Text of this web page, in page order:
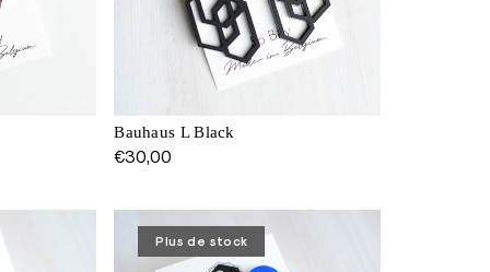
Bauhaus L Black
€30,00
Plus de stock